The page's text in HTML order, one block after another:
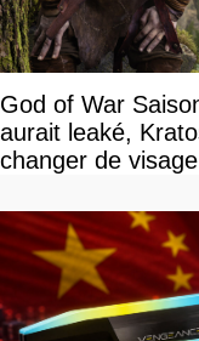
God of War
aurait leaké,
changer de visage